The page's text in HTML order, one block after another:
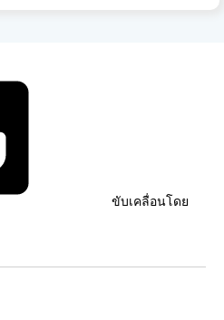
ขับเคลื่อนโดย